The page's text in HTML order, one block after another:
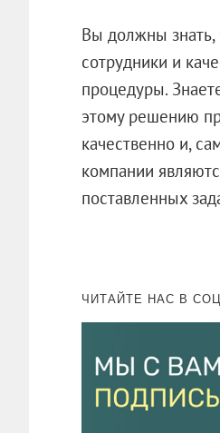
Вы должны знать,
сотрудники и
процедуры.
этому решению
качественно и,
компании
поставленных
ЧИТАЙТЕ НАС В